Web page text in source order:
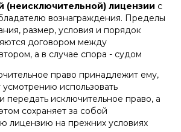
(неисключительной) лицензии с
вознаграждения. Пределы
размер, условия и порядок
договором между
а в случае спора - судом
право принадлежит ему,
использовать
передать исключительное право, а
сохраняет за собой
лицензию на прежних условиях